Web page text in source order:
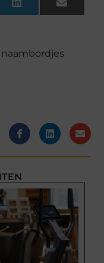
LinkedInEmail
naambordjes